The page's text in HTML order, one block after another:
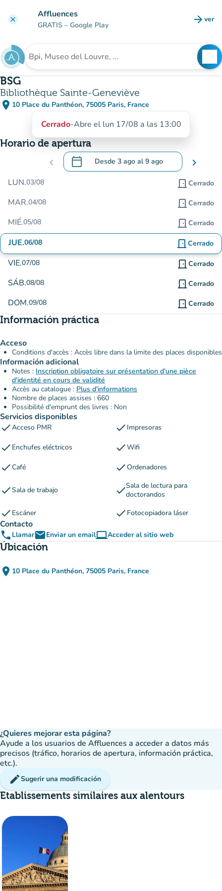
clear Affluences
GRATIS – Google Play arrow_forward ver
Buscar un establecimiento
BSG
Bibliothèque Sainte-Geneviève
place 10 Place du Panthéon, 75005 Paris, France
(abrir en Google Maps)
(nueva pestaña)
Cerrado-Abre el lun 17/08 a las 13:00
Horario de apertura
chevron_left calendar_today Desde 3 ago al9 ago
.Abra el calendario para cambiar las
chevron_right
LUN.03/08 door_front Cerrado
MAR.04/08 door_front Cerrado
MIÉ.05/08 door_front Cerrado
JUE.06/08 door_front Cerrado
VIE.07/08 door_front Cerrado
SÁB.08/08 door_front Cerrado
DOM.09/08 door_front Cerrado
Información práctica
Acceso
Conditions d'accès : Accès libre dans la limite des places disponibles
Información adicional
Notes : Inscription obligatoire sur présentation d'une pièce
d'identité en cours de validité
Accès au catalogue : Plus d'informations
Nombre de places assises : 660
Possibilité d'emprunt des livres : Non
Servicios disponibles
checkAcceso PMR check Impresoras
check Enchufes eléctricos checkWifi
checkCafé checkOrdenadores
checkSala de trabajo checkSala de lectura para
doctorandos
check Escáner check Fotocopiadora láser
Contacto
phone LlamaremailEnviar un emailcomputerAcceder al sitio web
(nueva pestaña)
Úbicación
place 10 Place du Panthéon, 75005 Paris, France
(abrir en Google Maps)
(nueva pestaña)
¿Quieres mejorar esta página?
Ayude a los usuarios de Affluences a acceder a datos más
precisos (tráfico, horarios de apertura, información práctica,
etc.).
editSugerir una modificación
Etablissements similaires aux alentours